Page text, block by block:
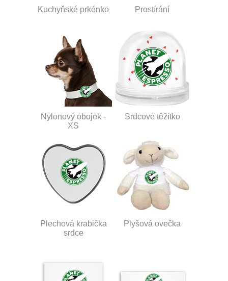
Kuchyňské prkénko Prostírání
Nylonový obojek -
XS
Srdcové těžítko
Plechová krabička
srdce
Plyšová ovečka